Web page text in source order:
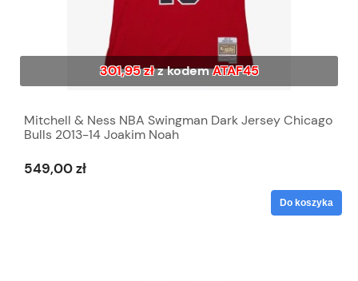
301,95 złz kodemATAF45
Mitchell & Ness NBA Swingman Dark Jersey Chicago
Bulls 2013-14 Joakim Noah
549,00 zł
Do koszyka